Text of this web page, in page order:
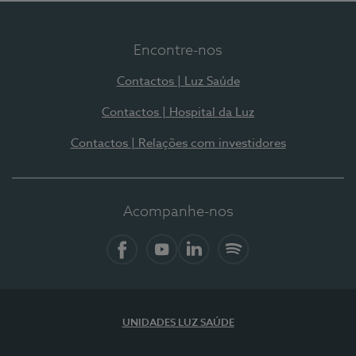
Encontre-nos
Contactos | Luz Saúde
Contactos | Hospital da Luz
Contactos | Relações com investidores
Acompanhe-nos
UNIDADES LUZ SAÚDE